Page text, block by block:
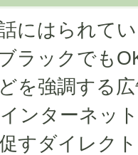
にはられて
ブラックでも
を強調する
ンターネッ
すダイレク